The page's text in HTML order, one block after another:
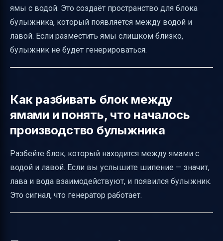
ямы с водой. Это создаёт пространство для блока
булыжника, который появляется между водой и
лавой. Если разместить ямы слишком близко,
булыжник не будет генерироваться.
Как разбивать блок между
ямами и понять, что началось
производство булыжника
Разбейте блок, который находится между ямами с
водой и лавой. Если вы услышите шипение — значит,
лава и вода взаимодействуют, и появился булыжник.
Это сигнал, что генератор работает.